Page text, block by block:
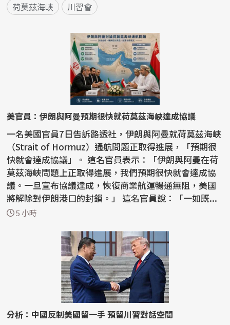
荷莫茲海峽 川習會
美官員：伊朗與阿曼預期很快就荷莫茲海峽達成協議
一名美國官員7日告訴路透社，伊朗與阿曼就荷莫茲海峽
（Strait of Hormuz）通航問題正取得進展，「預期很
快就會達成協議」。 這名官員表示：「伊朗與阿曼在荷
莫茲海峽問題上正取得進展，我們預期很快就會達成協
議。一旦宣布協議達成，恢復商業航運暢通無阻，美國
將解除對伊朗港口的封鎖。」 這名官員說：「一如既...
5 小時
分析：中國反制美國留一手 預留川習對話空間